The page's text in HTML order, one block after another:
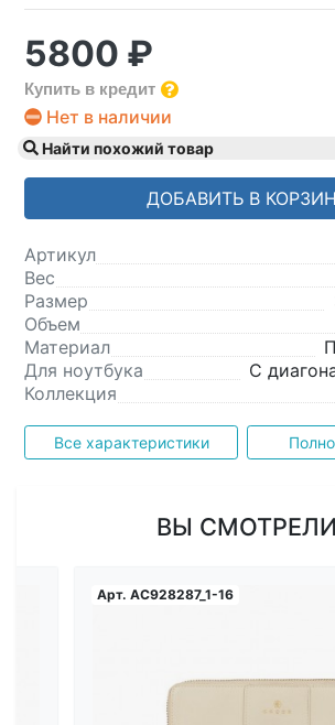
5800 ₽
Купить в кредит
Нет в наличии
Найти похожий товар
ДОБАВИТЬ В
Артикул
Вес
Размер
Объем
Материал
Для ноутбука
С
Коллекция
Все характеристики
ВЫ СМОТРЕЛИ
Арт. AC928287_1-16